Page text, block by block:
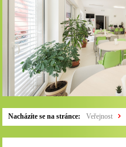
Nacházíte se na stránce: Veřejnost